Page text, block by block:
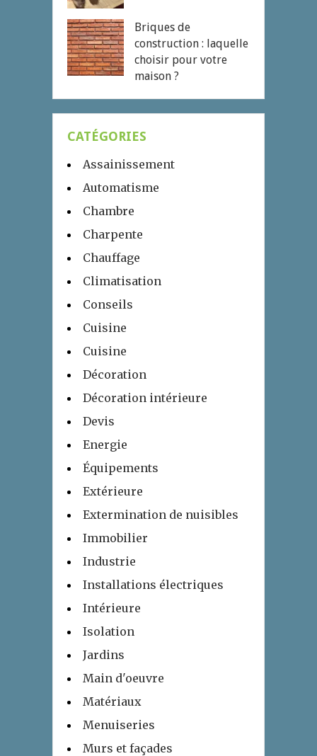
Briques de
construction : laquelle
choisir pour votre
maison ?
CATÉGORIES
Assainissement
Automatisme
Chambre
Charpente
Chauffage
Climatisation
Conseils
Cuisine
Cuisine
Décoration
Décoration intérieure
Devis
Energie
Équipements
Extérieure
Extermination de nuisibles
Immobilier
Industrie
Installations électriques
Intérieure
Isolation
Jardins
Main d'oeuvre
Matériaux
Menuiseries
Murs et façades